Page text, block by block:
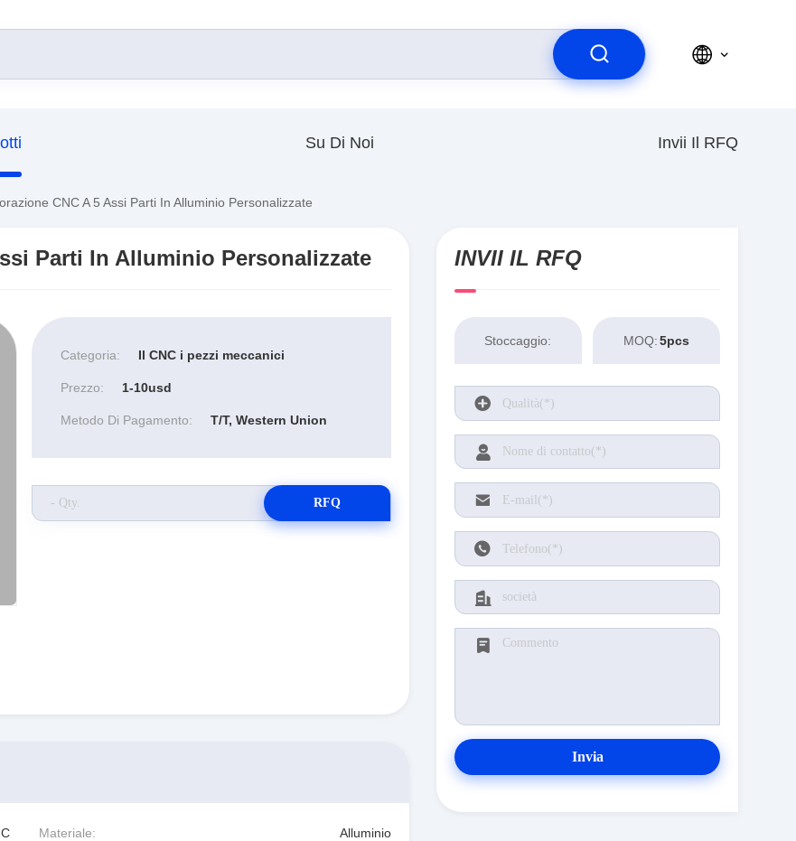
Su Di Noi Invii Il RFQ
CNC A 5 Assi Parti In Alluminio Personalizzate
Parti In Alluminio Personalizzate
Categoria: Il CNC i pezzi meccanici
Prezzo: 1-10usd
Metodo Di Pagamento: T/T, Western Union
RFQ
Materiale: Alluminio
INVII IL RFQ
Stoccaggio: MOQ:5pcs
Invia